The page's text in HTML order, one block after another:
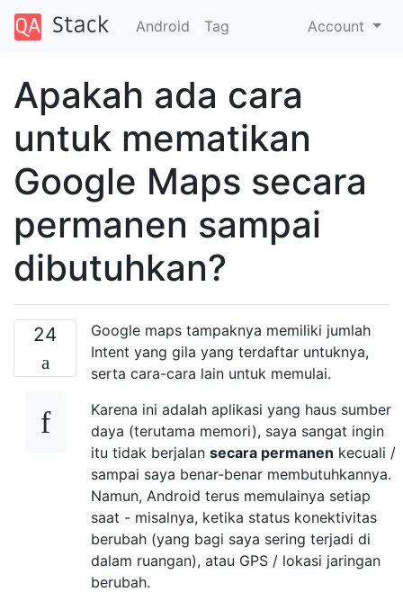
Android Tag Account
Apakah ada cara
untuk mematikan
Google Maps secara
permanen sampai
dibutuhkan?
24
Google maps tampaknya memiliki jumlah
Intent yang gila yang terdaftar untuknya,
serta cara-cara lain untuk memulai.
Karena ini adalah aplikasi yang haus sumber
daya (terutama memori), saya sangat ingin
itu tidak berjalan secara permanen kecuali /
sampai saya benar-benar membutuhkannya.
Namun, Android terus memulainya setiap
saat - misalnya, ketika status konektivitas
berubah (yang bagi saya sering terjadi di
dalam ruangan), atau GPS / lokasi jaringan
berubah.